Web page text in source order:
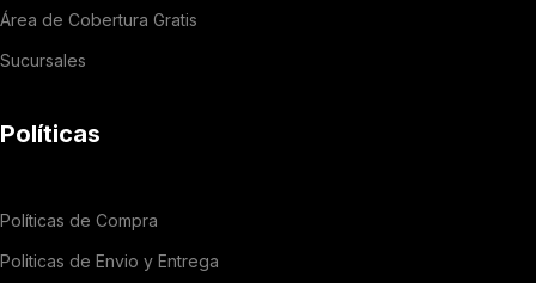
Área de Cobertura Gratis
Sucursales
Políticas
Políticas de Compra
Politicas de Envio y Entrega